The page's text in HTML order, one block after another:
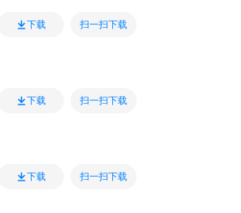
下载 扫一扫下载
下载 扫一扫下载
下载 扫一扫下载